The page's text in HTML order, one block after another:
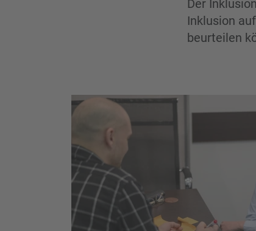
Der
Inklusion
beurteilen